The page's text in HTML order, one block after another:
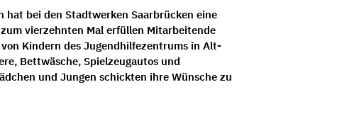
hat bei den Stadtwerken Saarbrücken eine
vierzehnten Mal erfüllen Mitarbeitende
Kindern des Jugendhilfezentrums in Alt-
Bettwäsche, Spielzeugautos und
und Jungen schickten ihre Wünsche zu